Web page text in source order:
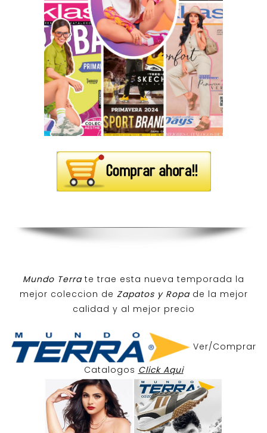
Mundo Terra te trae esta nueva temporada la
mejor coleccion de Zapatos y Ropa de la mejor
calidad y al mejor precio
Ver/Comprar
Catalogos Click Aqui